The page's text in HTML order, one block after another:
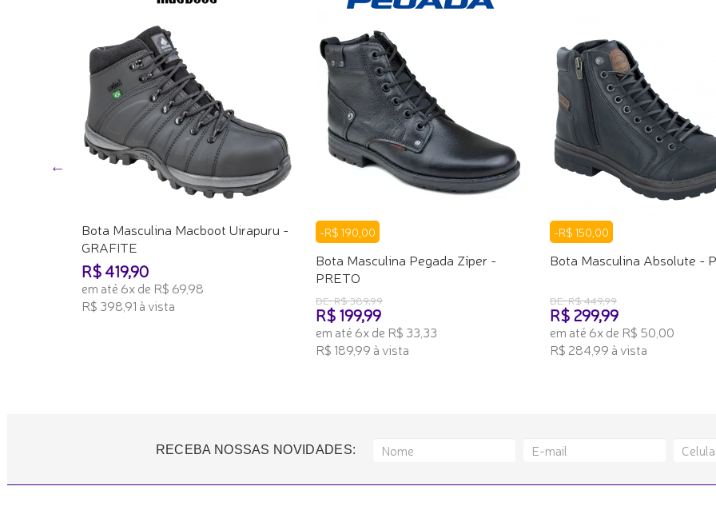
Bota Masculina Macboot Uirapuru -
GRAFITE
R$ 419,90
em até 6x de R$ 69,98
R$ 398,91 à vista
-R$ 190,00
Bota Masculina Pegada Zíper -
PRETO
DE: R$ 389,99
R$ 199,99
em até 6x de R$ 33,33
R$ 189,99 à vista
-R$ 150,00
Bota Masculina Absolute -
DE: R$ 449,99
R$ 299,99
em até 6x de R$ 50,00
R$ 284,99 à vista
RECEBA NOSSAS NOVIDADES: